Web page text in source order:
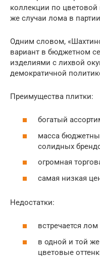
коллекции по цветовой
же случаи лома в
Одним словом,
вариант в бюджетном
изделиями с лихвой
демократичной
Преимущества плитки:
богатый
масса
солидных
огромная
самая низкая
Недостатки:
встречается
в одной и той
цветовые